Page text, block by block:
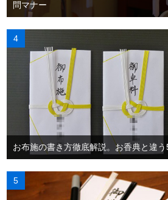
問マナー
お布施の書き方徹底解説。お香典と違